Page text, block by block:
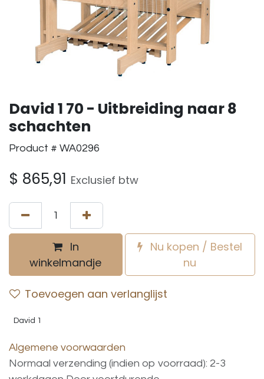
David 1 70 - Uitbreiding naar 8
schachten
Product # WA0296
$ 865,91 Exclusief btw
In
winkelmandje
Nu kopen / Bestel
nu
Toevoegen aan verlanglijst
David 1
Algemene voorwaarden
Normaal verzending (indien op voorraad): 2-3